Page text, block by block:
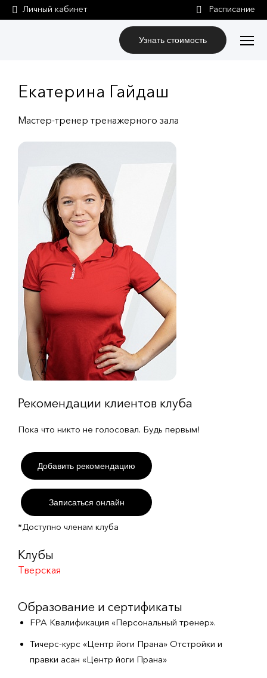
Личный кабинет
Узнать стоимость
Екатерина Гайдаш
Мастер-тренер тренажерного зала
Рекомендации клиентов клуба
Пока что никто не голосовал. Будь первым!
Добавить рекомендацию
Записаться онлайн
*Доступно членам клуба
Клубы
Тверская
Образование и сертификаты
FPA Квалификация «Персональный тренер».
Тичерс-курс «Центр йоги Прана» Отстройки и
правки асан «Центр йоги Прана»